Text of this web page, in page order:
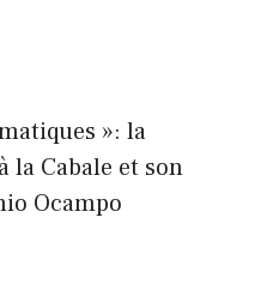
»: la
la Cabale et son
Ocampo